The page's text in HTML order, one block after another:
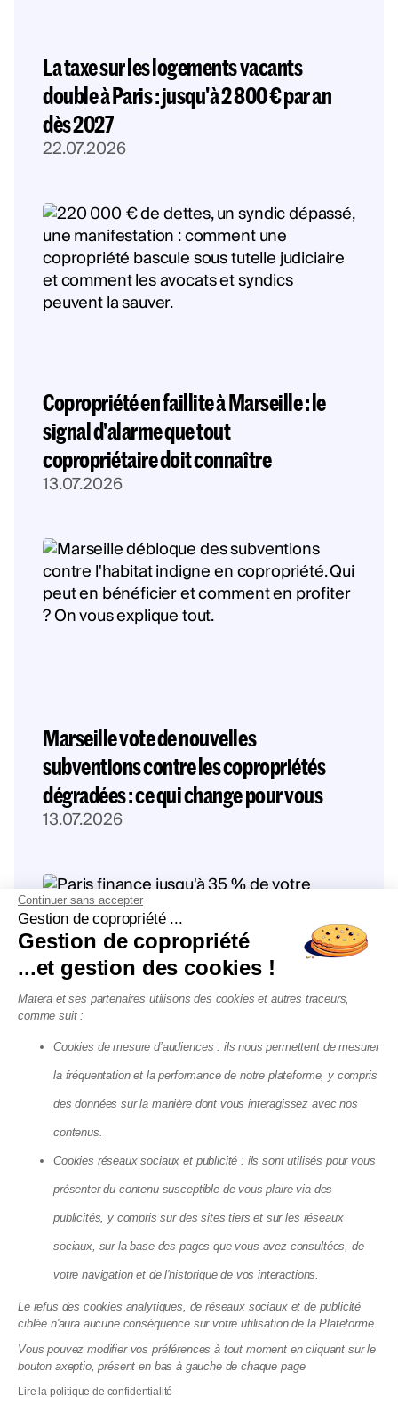
La taxe sur les logements vacants
double à Paris : jusqu'à 2 800 € par an
dès 2027
22.07.2026
Copropriété en faillite à Marseille : le
signal d'alarme que tout
copropriétaire doit connaître
13.07.2026
Marseille vote de nouvelles
subventions contre les copropriétés
dégradées : ce qui change pour vous
13.07.2026
Éco-rénovons Paris+ : l'aide qui
finance jusqu'à 35 % de vos travaux
disparaît fin 2026
10.07.2026
Continuer sans accepter
Gestion de copropriété ...
Gestion de copropriété
...et gestion des cookies !
Matera et ses partenaires utilisons des cookies et autres traceurs,
comme suit :
Cookies de mesure d’audiences : ils nous permettent de mesurer
la fréquentation et la performance de notre plateforme, y compris
des données sur la manière dont vous interagissez avec nos
contenus.
Cookies réseaux sociaux et publicité : ils sont utilisés pour vous
présenter du contenu susceptible de vous plaire via des
publicités, y compris sur des sites tiers et sur les réseaux
sociaux, sur la base des pages que vous avez consultées, de
votre navigation et de l'historique de vos interactions.
Le refus des cookies analytiques, de réseaux sociaux et de publicité
ciblée n'aura aucune conséquence sur votre utilisation de la Plateforme.
Vous pouvez modifier vos préférences à tout moment en cliquant sur le
bouton axeptio, présent en bas à gauche de chaque page
Lire la politique de confidentialité